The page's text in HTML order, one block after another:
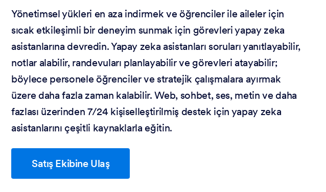
Yönetimsel yükleri en aza indirmek ve öğrenciler ile aileler için
sıcak etkileşimli bir deneyim sunmak için görevleri yapay zeka
asistanlarına devredin. Yapay zeka asistanları soruları yanıtlayabilir,
notlar alabilir, randevuları planlayabilir ve görevleri atayabilir;
böylece personele öğrenciler ve stratejik çalışmalara ayırmak
üzere daha fazla zaman kalabilir. Web, sohbet, ses, metin ve daha
fazlası üzerinden 7/24 kişiselleştirilmiş destek için yapay zeka
asistanlarını çeşitli kaynaklarla eğitin.
Satış Ekibine Ulaş